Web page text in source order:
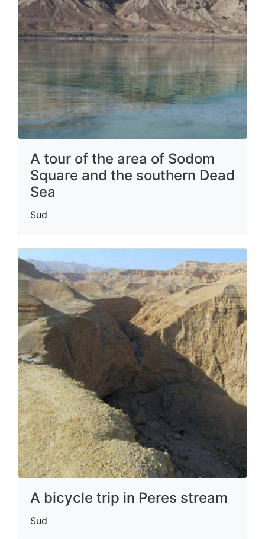
A tour of the area of Sodom
Square and the southern Dead
Sea
Sud
A bicycle trip in Peres stream
Sud